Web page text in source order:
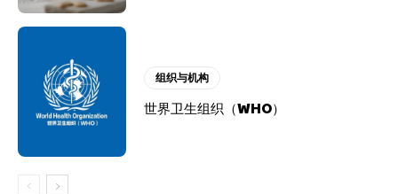
组织与机构
世界卫生组织（WHO）